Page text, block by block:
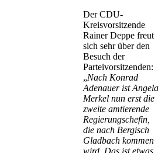
Der CDU-
Kreisvorsitzende
Rainer Deppe freut
sich sehr über den
Besuch der
Parteivorsitzenden:
„Nach Konrad
Adenauer ist Angela
Merkel nun erst die
zweite amtierende
Regierungschefin,
die nach Bergisch
Gladbach kommen
wird. Das ist etwas